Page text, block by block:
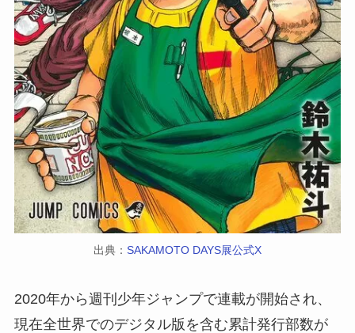
出典： SAKAMOTO DAYS展公式X
2020年から週刊少年ジャンプで連載が開始され、
現在全世界でのデジタル版を含む累計発行部数が